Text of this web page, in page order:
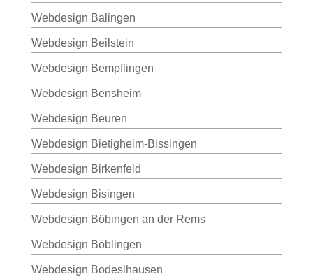
Webdesign Balingen
Webdesign Beilstein
Webdesign Bempflingen
Webdesign Bensheim
Webdesign Beuren
Webdesign Bietigheim-Bissingen
Webdesign Birkenfeld
Webdesign Bisingen
Webdesign Böbingen an der Rems
Webdesign Böblingen
Webdesign Bodeslhausen